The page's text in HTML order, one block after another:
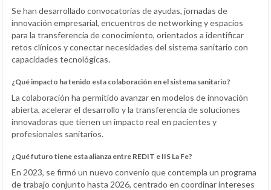
Se han desarrollado convocatorias de ayudas, jornadas de
innovación empresarial, encuentros de networking y espacios
para la transferencia de conocimiento, orientados a identificar
retos clínicos y conectar necesidades del sistema sanitario con
capacidades tecnológicas.
¿Qué impacto ha tenido esta colaboración en el sistema sanitario?
La colaboración ha permitido avanzar en modelos de innovación
abierta, acelerar el desarrollo y la transferencia de soluciones
innovadoras que tienen un impacto real en pacientes y
profesionales sanitarios.
¿Qué futuro tiene esta alianza entre REDIT e IIS La Fe?
En 2023, se firmó un nuevo convenio que contempla un programa
de trabajo conjunto hasta 2026, centrado en coordinar intereses